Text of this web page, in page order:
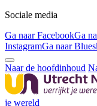
Sociale media
Ga naar FacebookGa
InstagramGa naar
Naar de hoofdinhoud
je wereld